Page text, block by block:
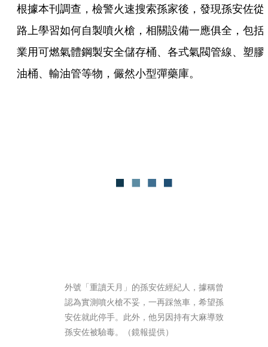
根據本刊調查，檢警火速搜索孫家後，發現孫安佐從
路上學習如何自製噴火槍，相關設備一應俱全，包括
業用可燃氣體鋼製安全儲存桶、各式氣閥管線、塑膠
油桶、輸油管等物，儼然小型彈藥庫。
外號「重讀天月」的孫安佐經紀人，據稱曾
認為實測噴火槍不妥，一再踩煞車，希望孫
安佐就此停手。此外，他另因持有大麻導致
孫安佐被驗毒。（鏡報提供）